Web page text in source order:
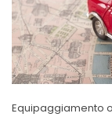
Equipaggiamento